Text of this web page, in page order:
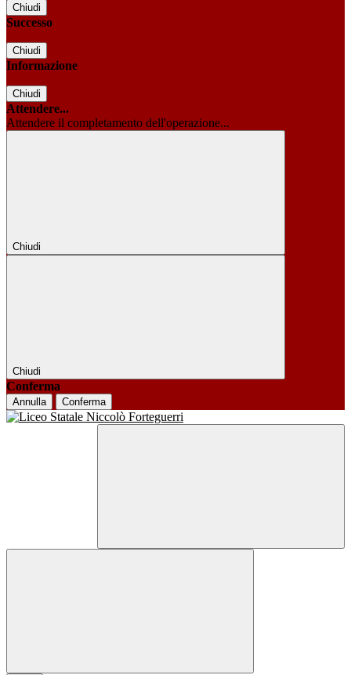
Chiudi
Successo
Chiudi
Informazione
Chiudi
Attendere...
Attendere il completamento dell'operazione...
Chiudi
Chiudi
Conferma
Annulla Conferma